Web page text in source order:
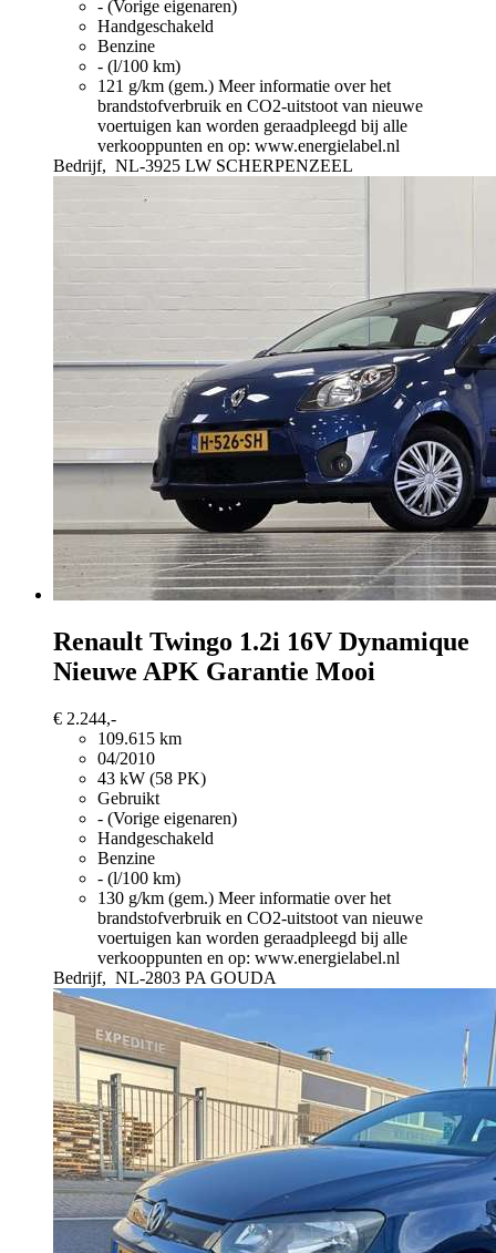
- (Vorige eigenaren)
Handgeschakeld
Benzine
- (l/100 km)
121 g/km (gem.) Meer informatie over het
brandstofverbruik en CO2-uitstoot van nieuwe
voertuigen kan worden geraadpleegd bij alle
verkooppunten en op: www.energielabel.nl
Bedrijf, NL-3925 LW SCHERPENZEEL
Renault Twingo 1.2i 16V Dynamique
Nieuwe APK Garantie Mooi
€ 2.244,-
109.615 km
04/2010
43 kW (58 PK)
Gebruikt
- (Vorige eigenaren)
Handgeschakeld
Benzine
- (l/100 km)
130 g/km (gem.) Meer informatie over het
brandstofverbruik en CO2-uitstoot van nieuwe
voertuigen kan worden geraadpleegd bij alle
verkooppunten en op: www.energielabel.nl
Bedrijf, NL-2803 PA GOUDA